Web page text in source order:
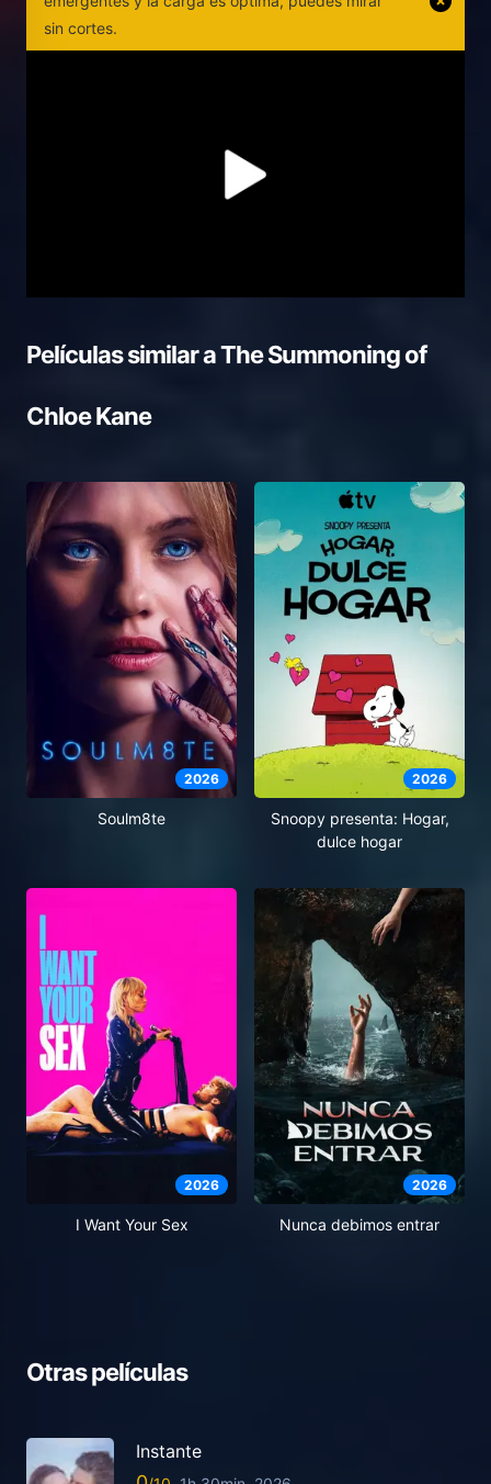
sin cortes.
Películas similar aThe Summoning of
Chloe Kane
2026
Soulm8te
2026
Snoopy presenta: Hogar,
dulce hogar
2026
I Want Your Sex
2026
Nunca debimos entrar
Otras películas
Instante